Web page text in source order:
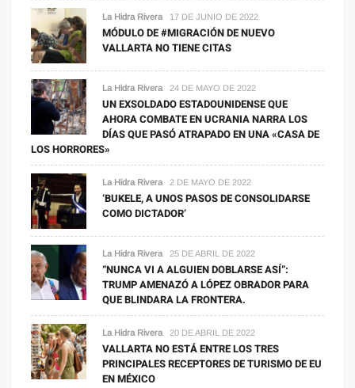
La Hidra Rivera 17 DE JUNIO DE 2022
MÓDULO DE #MIGRACIÓN DE NUEVO
VALLARTA NO TIENE CITAS
La Hidra Rivera 24 DE MAYO DE 2022
UN EXSOLDADO ESTADOUNIDENSE QUE
AHORA COMBATE EN UCRANIA NARRA LOS
DÍAS QUE PASÓ ATRAPADO EN UNA «CASA DE
LOS HORRORES»
La Hidra Rivera 2 DE MAYO DE 2022
‘BUKELE, A UNOS PASOS DE CONSOLIDARSE
COMO DICTADOR’
La Hidra Rivera 25 DE ABRIL DE 2022
“NUNCA VI A ALGUIEN DOBLARSE ASÍ”:
TRUMP AMENAZÓ A LÓPEZ OBRADOR PARA
QUE BLINDARA LA FRONTERA.
La Hidra Rivera 20 DE ABRIL DE 2022
VALLARTA NO ESTÁ ENTRE LOS TRES
PRINCIPALES RECEPTORES DE TURISMO DE EU
EN MÉXICO